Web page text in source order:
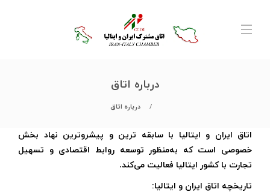
درباره اتاق
درباره اتاق
اتاق ایران و ایتالیا با سابقه ترین و پیشروترین نهاد بخش
خصوصی است که به‌منظور توسعه روابط اقتصادی و تسهیل
تجارت با کشور ایتالیا فعالیت می‌کند.
تاریخچه اتاق ایران و ایتالیا: